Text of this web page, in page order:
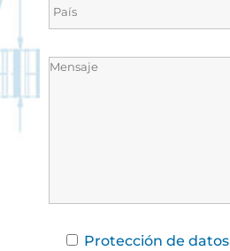
Protección de datos